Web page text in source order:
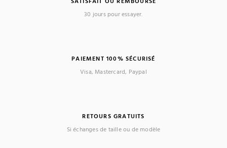
30 jours pour essayer.
PAIEMENT 100% SÉCURISÉ
Visa, Mastercard, Paypal
RETOURS GRATUITS
Si échanges de taille ou de modèle